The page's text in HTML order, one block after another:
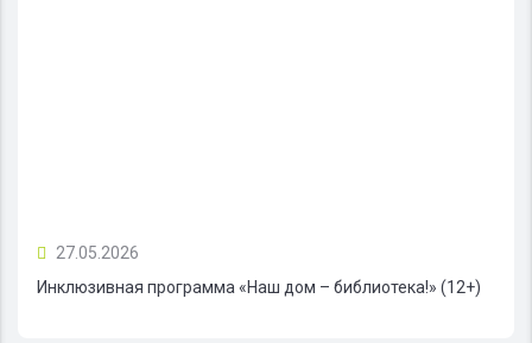
27.05.2026
Инклюзивная программа «Наш дом – библиотека!» (12+)